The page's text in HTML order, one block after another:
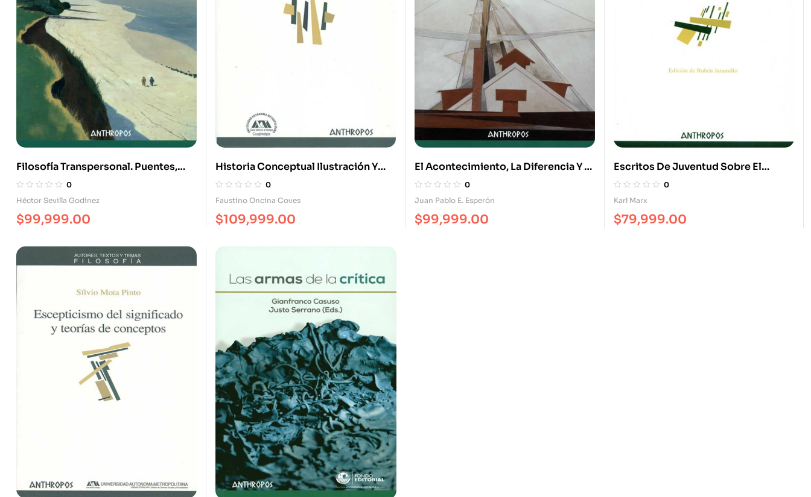
Filosofía Transpersonal. Puentes,
Abismos Y Senderos
0
Héctor Sevilla Godínez
$99,999.00
Historia Conceptual Ilustración Y
Modernidad
0
Faustino Oncina Coves
$109,999.00
El Acontecimiento, La Diferencia Y El
Entre. Contraste Critico Entre
Heidegger, Nietzsche Y Deleuze
0
Juan Pablo E. Esperón
$99,999.00
Escritos De Juventud Sobre El
Derecho. Textos 1837-1847
0
Karl Marx
$79,999.00